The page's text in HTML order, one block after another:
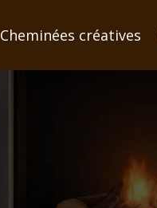
Cheminées créatives